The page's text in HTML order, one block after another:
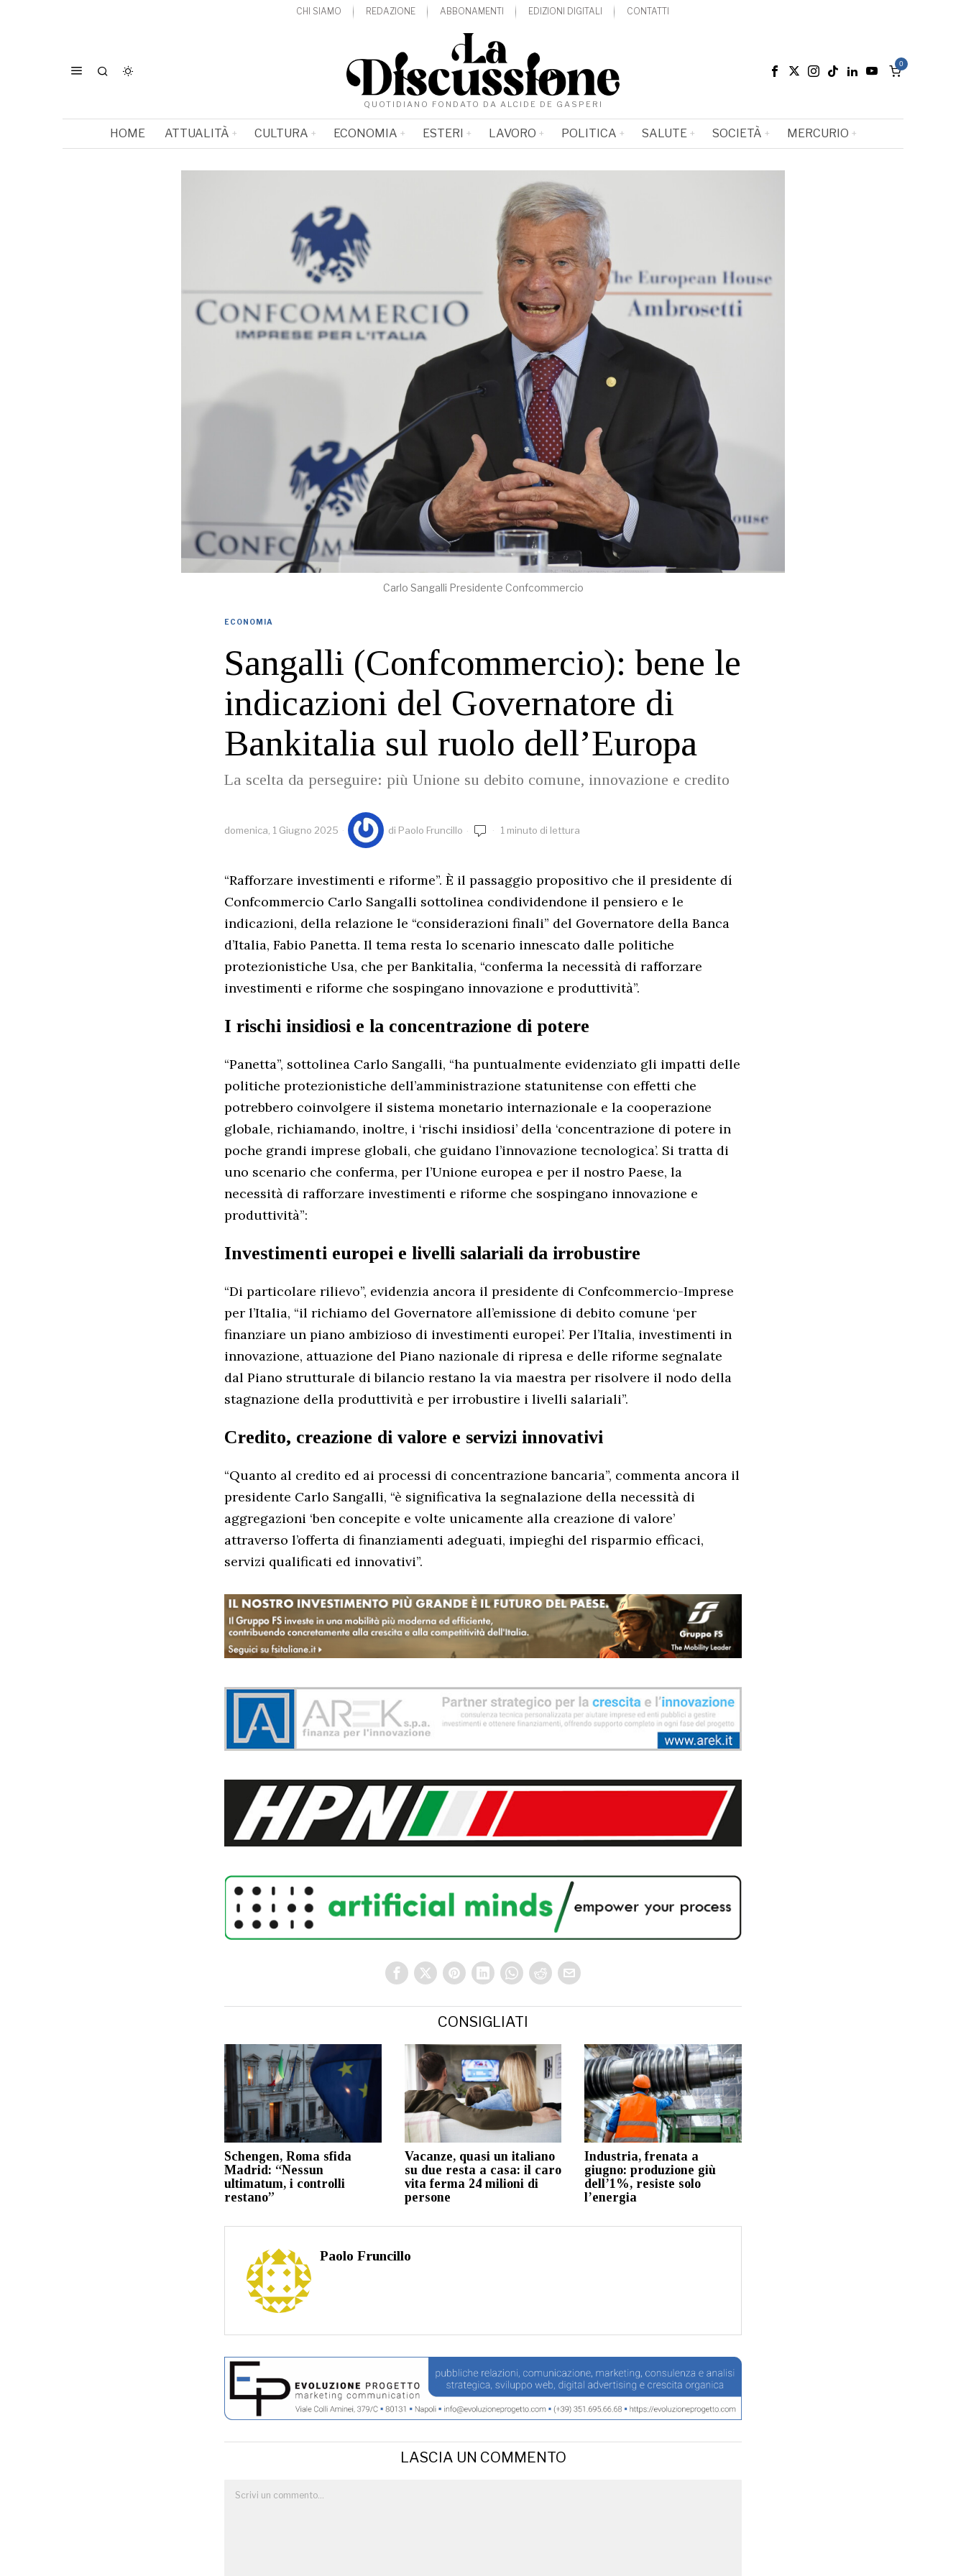
CHI SIAMO REDAZIONE ABBONAMENTI EDIZIONI DIGITALI CONTATTI
QUOTIDIANO FONDATO DA ALCIDE DE GASPERI
0
HOME ATTUALITÀ CULTURA ECONOMIA ESTERI LAVORO POLITICA SALUTE SOCIETÀ MERCURIO
Carlo Sangalli Presidente Confcommercio
ECONOMIA
Sangalli (Confcommercio): bene le
indicazioni del Governatore di
Bankitalia sul ruolo dell’Europa
La scelta da perseguire: più Unione su debito comune, innovazione e credito
domenica, 1 Giugno 2025 di Paolo Fruncillo 1 minuto di lettura
“Rafforzare investimenti e riforme”. È il passaggio propositivo che il presidente dí
Confcommercio Carlo Sangalli sottolinea condividendone il pensiero e le
indicazioni, della relazione le “considerazioni finali” del Governatore della Banca
d’Italia, Fabio Panetta. Il tema resta lo scenario innescato dalle politiche
protezionistiche Usa, che per Bankitalia, “conferma la necessità di rafforzare
investimenti e riforme che sospingano innovazione e produttività”.
I rischi insidiosi e la concentrazione di potere
“Panetta”, sottolinea Carlo Sangalli, “ha puntualmente evidenziato gli impatti delle
politiche protezionistiche dell’amministrazione statunitense con effetti che
potrebbero coinvolgere il sistema monetario internazionale e la cooperazione
globale, richiamando, inoltre, i ‘rischi insidiosi’ della ‘concentrazione di potere in
poche grandi imprese globali, che guidano l’innovazione tecnologica’. Si tratta di
uno scenario che conferma, per l’Unione europea e per il nostro Paese, la
necessità di rafforzare investimenti e riforme che sospingano innovazione e
produttività”:
Investimenti europei e livelli salariali da irrobustire
“Di particolare rilievo”, evidenzia ancora il presidente di Confcommercio-Imprese
per l’Italia, “il richiamo del Governatore all’emissione di debito comune ‘per
finanziare un piano ambizioso di investimenti europei’. Per l’Italia, investimenti in
innovazione, attuazione del Piano nazionale di ripresa e delle riforme segnalate
dal Piano strutturale di bilancio restano la via maestra per risolvere il nodo della
stagnazione della produttività e per irrobustire i livelli salariali”.
Credito, creazione di valore e servizi innovativi
“Quanto al credito ed ai processi di concentrazione bancaria”, commenta ancora il
presidente Carlo Sangalli, “è significativa la segnalazione della necessità di
aggregazioni ‘ben concepite e volte unicamente alla creazione di valore’
attraverso l’offerta di finanziamenti adeguati, impieghi del risparmio efficaci,
servizi qualificati ed innovativi”.
CONSIGLIATI
Schengen, Roma sfida
Madrid: “Nessun
ultimatum, i controlli
restano”
Vacanze, quasi un italiano
su due resta a casa: il caro
vita ferma 24 milioni di
persone
Industria, frenata a
giugno: produzione giù
dell’1%, resiste solo
l’energia
Paolo Fruncillo
LASCIA UN COMMENTO